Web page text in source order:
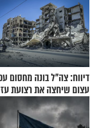
דיווח: צה"ל בונה מחסום
עצום שיחצה את רצועת
לשניים